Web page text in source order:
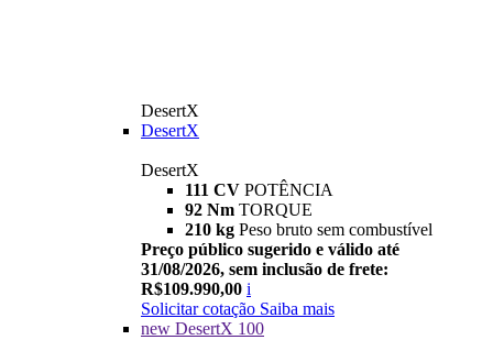
DesertX
DesertX
DesertX
111 CV POTÊNCIA
92 Nm TORQUE
210 kg Peso bruto sem combustível
Preço público sugerido e válido até
31/08/2026, sem inclusão de frete:
R$109.990,00 i
Solicitar cotação Saiba mais
new DesertX 100